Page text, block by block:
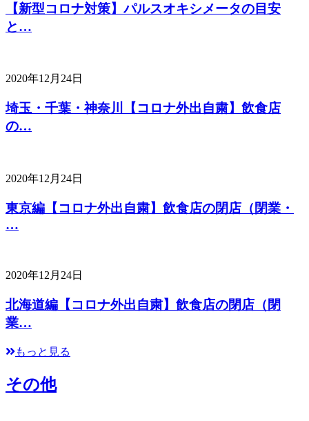
【新型コロナ対策】パルスオキシメータの目安
と…
2020年12月24日
埼玉・千葉・神奈川【コロナ外出自粛】飲食店
の…
2020年12月24日
東京編【コロナ外出自粛】飲食店の閉店（閉業・
…
2020年12月24日
北海道編【コロナ外出自粛】飲食店の閉店（閉
業…
もっと見る
その他